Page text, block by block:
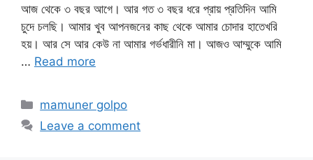
আজ থেকে ৩ বছর আগে। আর গত ৩ বছর ধরে প্রায় প্রতিদিন আমি
চুদে চলছি। আমার খুব আপনজনের কাছ থেকে আমার চোদার হাতেখরি
হয়। আর সে আর কেউ না আমার গর্ভধারীনি মা। আজও আম্মুকে আমি
… Read more
Categories
mamuner golpo
Leave a comment